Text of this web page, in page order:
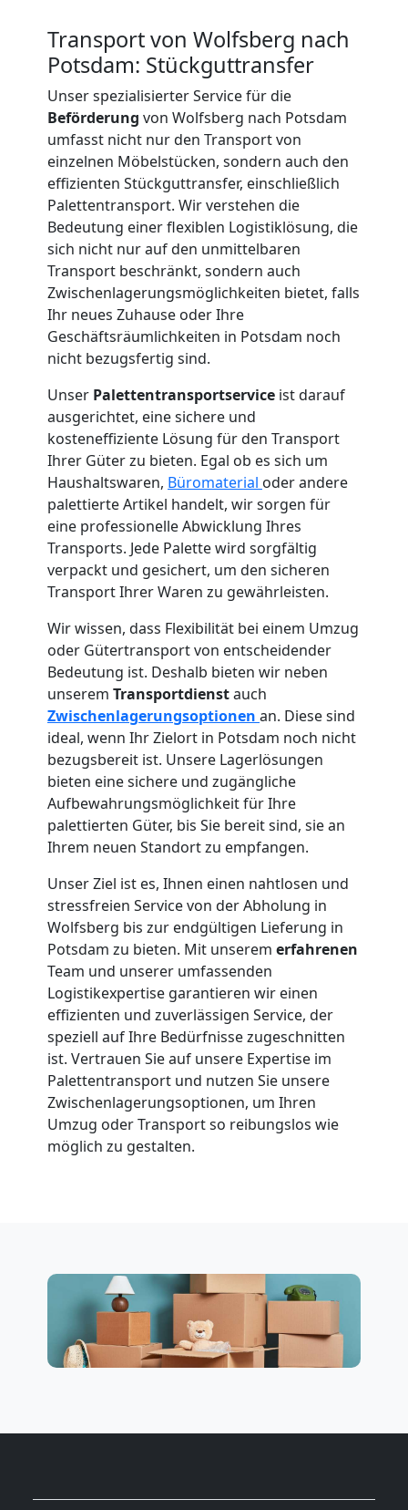
Transport von Wolfsberg nach
Potsdam: Stückguttransfer
Unser spezialisierter Service für die
Beförderung von Wolfsberg nach Potsdam
umfasst nicht nur den Transport von
einzelnen Möbelstücken, sondern auch den
effizienten Stückguttransfer, einschließlich
Palettentransport. Wir verstehen die
Bedeutung einer flexiblen Logistiklösung, die
sich nicht nur auf den unmittelbaren
Transport beschränkt, sondern auch
Zwischenlagerungsmöglichkeiten bietet, falls
Ihr neues Zuhause oder Ihre
Geschäftsräumlichkeiten in Potsdam noch
nicht bezugsfertig sind.
Unser Palettentransportservice ist darauf
ausgerichtet, eine sichere und
kosteneffiziente Lösung für den Transport
Ihrer Güter zu bieten. Egal ob es sich um
Haushaltswaren, Büromaterial oder andere
palettierte Artikel handelt, wir sorgen für
eine professionelle Abwicklung Ihres
Transports. Jede Palette wird sorgfältig
verpackt und gesichert, um den sicheren
Transport Ihrer Waren zu gewährleisten.
Wir wissen, dass Flexibilität bei einem Umzug
oder Gütertransport von entscheidender
Bedeutung ist. Deshalb bieten wir neben
unserem Transportdienstauch
Zwischenlagerungsoptionen an. Diese sind
ideal, wenn Ihr Zielort in Potsdam noch nicht
bezugsbereit ist. Unsere Lagerlösungen
bieten eine sichere und zugängliche
Aufbewahrungsmöglichkeit für Ihre
palettierten Güter, bis Sie bereit sind, sie an
Ihrem neuen Standort zu empfangen.
Unser Ziel ist es, Ihnen einen nahtlosen und
stressfreien Service von der Abholung in
Wolfsberg bis zur endgültigen Lieferung in
Potsdam zu bieten. Mit unserem erfahrenen
Team und unserer umfassenden
Logistikexpertise garantieren wir einen
effizienten und zuverlässigen Service, der
speziell auf Ihre Bedürfnisse zugeschnitten
ist. Vertrauen Sie auf unsere Expertise im
Palettentransport und nutzen Sie unsere
Zwischenlagerungsoptionen, um Ihren
Umzug oder Transport so reibungslos wie
möglich zu gestalten.
Internationaler
Umzug
Nationaler
Umzug